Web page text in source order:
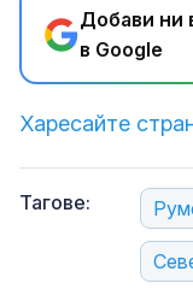
Добави ни
в Google
Харесайте
Тагове: